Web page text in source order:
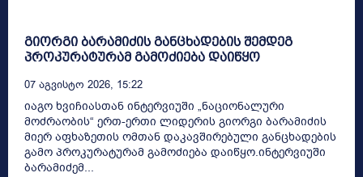
გიორგი ბარამიძის განცხადების შემდეგ
პროკურატურამ გამოძიება დაიწყო
07 Აგვისტო 2026, 15:22
იაგო ხვიჩიასთან ინტერვიუში „ნაციონალური
მოძრაობის“ ერთ-ერთი ლიდერის გიორგი ბარამიძის
მიერ აფხაზეთის ომთან დაკავშირებული განცხადების
გამო პროკურატურამ გამოძიება დაიწყო.ინტერვიუში
ბარამიძემ...